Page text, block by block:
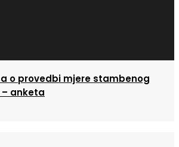
o provedbi mjere stambenog
anketa